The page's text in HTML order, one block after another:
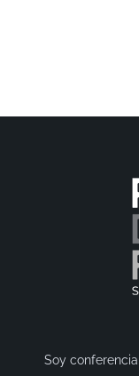
Soy